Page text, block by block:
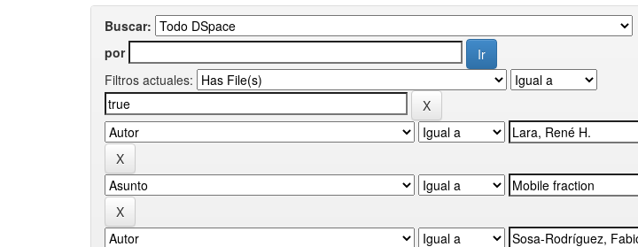
Buscar:
por
Filtros actuales: